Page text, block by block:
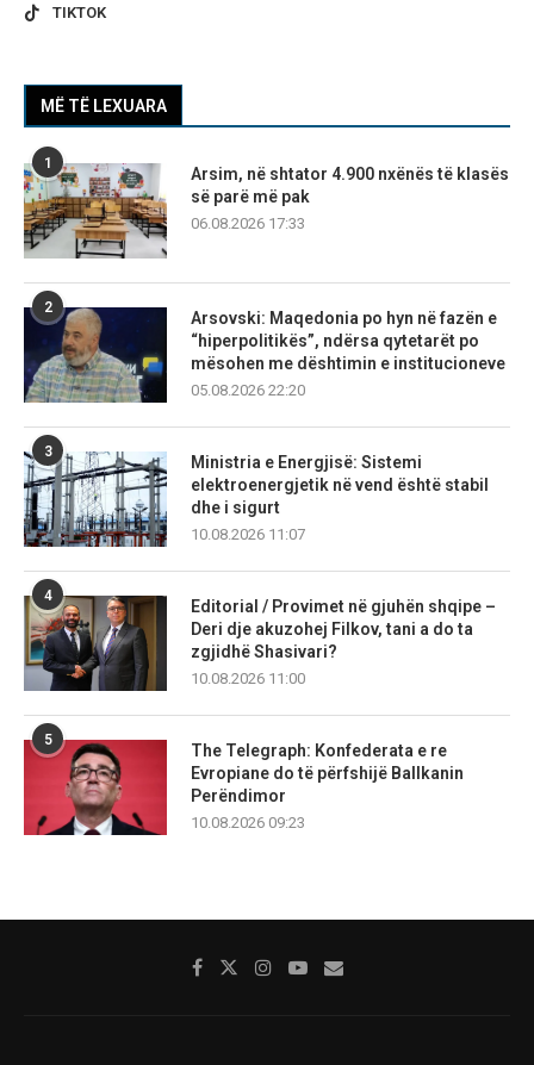
TIKTOK
MË TË LEXUARA
1
Arsim, në shtator 4.900 nxënës të klasës
së parë më pak
06.08.2026 17:33
2
Arsovski: Maqedonia po hyn në fazën e
“hiperpolitikës”, ndërsa qytetarët po
mësohen me dështimin e institucioneve
05.08.2026 22:20
3
Ministria e Energjisë: Sistemi
elektroenergjetik në vend është stabil
dhe i sigurt
10.08.2026 11:07
4
Editorial / Provimet në gjuhën shqipe –
Deri dje akuzohej Filkov, tani a do ta
zgjidhë Shasivari?
10.08.2026 11:00
5
The Telegraph: Konfederata e re
Evropiane do të përfshijë Ballkanin
Perëndimor
10.08.2026 09:23